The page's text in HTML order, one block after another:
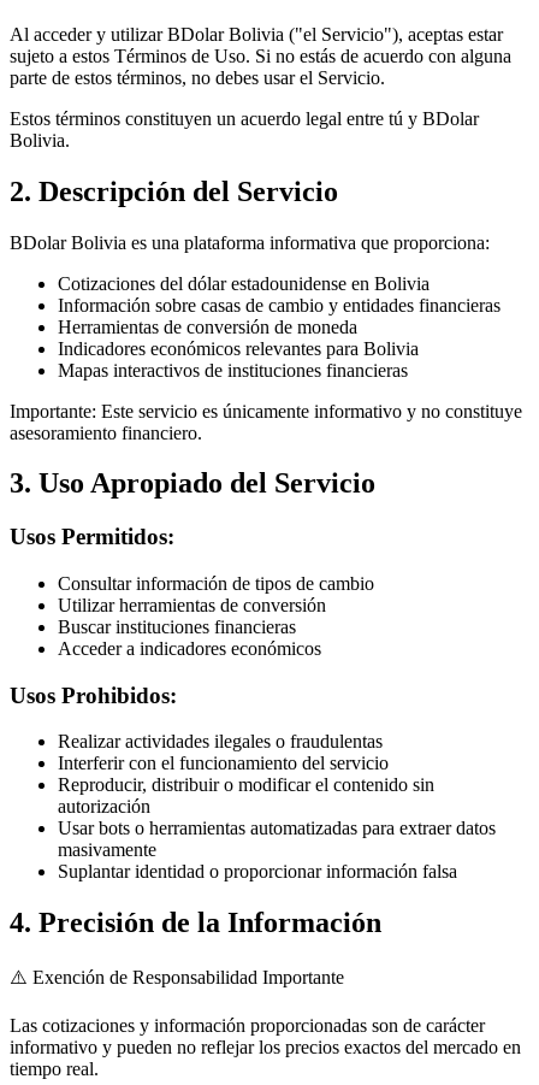
Al acceder y utilizar BDolar Bolivia ("el Servicio"), aceptas estar
sujeto a estos Términos de Uso. Si no estás de acuerdo con alguna
parte de estos términos, no debes usar el Servicio.
Estos términos constituyen un acuerdo legal entre tú y BDolar
Bolivia.
2. Descripción del Servicio
BDolar Bolivia es una plataforma informativa que proporciona:
Cotizaciones del dólar estadounidense en Bolivia
Información sobre casas de cambio y entidades financieras
Herramientas de conversión de moneda
Indicadores económicos relevantes para Bolivia
Mapas interactivos de instituciones financieras
Importante: Este servicio es únicamente informativo y no constituye
asesoramiento financiero.
3. Uso Apropiado del Servicio
Usos Permitidos:
Consultar información de tipos de cambio
Utilizar herramientas de conversión
Buscar instituciones financieras
Acceder a indicadores económicos
Usos Prohibidos:
Realizar actividades ilegales o fraudulentas
Interferir con el funcionamiento del servicio
Reproducir, distribuir o modificar el contenido sin
autorización
Usar bots o herramientas automatizadas para extraer datos
masivamente
Suplantar identidad o proporcionar información falsa
4. Precisión de la Información
⚠️ Exención de Responsabilidad Importante
Las cotizaciones y información proporcionadas son de carácter
informativo y pueden no reflejar los precios exactos del mercado en
tiempo real.